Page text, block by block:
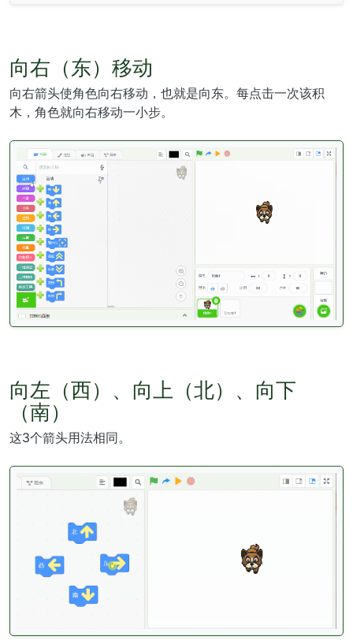
向右（东）移动
向右箭头使角色向右移动，也就是向东。每点击一次该积
木，角色就向右移动一小步。
向左（西）、向上（北）、向下
（南）
这3个箭头用法相同。